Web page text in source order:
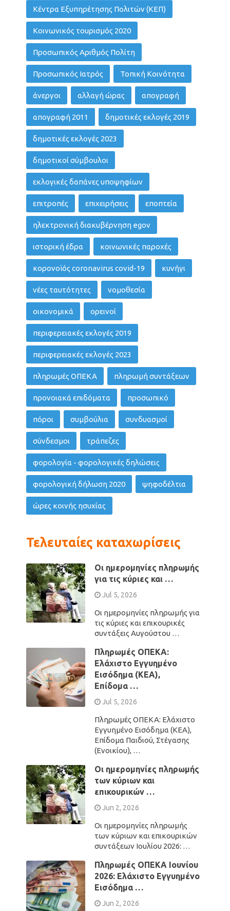
Κέντρα Εξυπηρέτησης Πολιτών (ΚΕΠ)
Κοινωνικός τουρισμός 2020
Προσωπικός Αριθμός Πολίτη
Προσωπικός Ιατρός Τοπική Κοινότητα
άνεργοι αλλαγή ώρας απογραφή
απογραφή 2011 δημοτικές εκλογές 2019
δημοτικές εκλογές 2023
δημοτικοί σύμβουλοι
εκλογικές δαπάνες υποψηφίων
επιτροπές επιχειρήσεις εποπτεία
ηλεκτρονική διακυβέρνηση egov
ιστορική έδρα κοινωνικές παροχές
κορονοϊός coronavirus covid-19 κυνήγι
νέες ταυτότητες νομοθεσία
οικονομικά ορεινοί
περιφερειακές εκλογές 2019
περιφερειακές εκλογές 2023
πληρωμές ΟΠΕΚΑ πληρωμή συντάξεων
προνοιακά επιδόματα προσωπικό
πόροι συμβούλια συνδυασμοί
σύνδεσμοι τράπεζες
φορολογία - φορολογικές δηλώσεις
φορολογική δήλωση 2020 ψηφοδέλτια
ώρες κοινής ησυχίας
Τελευταίες καταχωρίσεις
Οι ημερομηνίες πληρωμής
για τις κύριες και …
Jul 5, 2026
Οι ημερομηνίες πληρωμής για
τις κύριες και επικουρικές
συντάξεις Αυγούστου …
Πληρωμές ΟΠΕΚΑ:
Ελάχιστο Εγγυημένο
Εισόδημα (ΚΕΑ),
Επίδομα …
Jul 5, 2026
Πληρωμές ΟΠΕΚΑ: Ελάχιστο
Εγγυημένο Εισόδημα (ΚΕΑ),
Επίδομα Παιδιού, Στέγασης
(Ενοικίου), …
Οι ημερομηνίες πληρωμής
των κύριων και
επικουρικών …
Jun 2, 2026
Οι ημερομηνίες πληρωμής
των κύριων και επικουρικών
συντάξεων Ιουλίου 2026: …
Πληρωμές ΟΠΕΚΑ Ιουνίου
2026: Ελάχιστο Εγγυημένο
Εισόδημα …
Jun 2, 2026